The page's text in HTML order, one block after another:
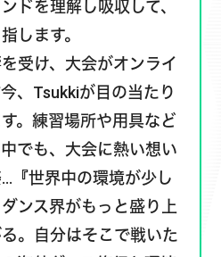
受け、大会がオンライ
、Tsukkiが目の当たり
。練習場所や用具など
でも、大会に熱い想い
『世界中の環境が少し
ンス界がもっと盛り上
。自分はそこで戦いた
海外ダンス修行と環境
への用具提供を目指